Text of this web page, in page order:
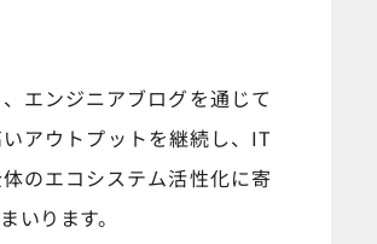
エンジニアブログを通じて
アウトプットを継続し、IT
のエコシステム活性化に寄
いります。